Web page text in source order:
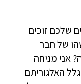
שלכם זוכים
של חבר
אני מניחה
האלגוריתם